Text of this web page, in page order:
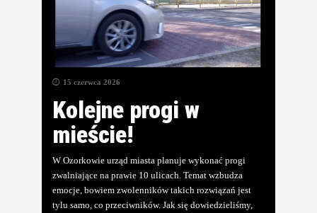
15 czerwca 2026
Kolejne progi w
mieście!
W Ozorkowie urząd miasta planuje wykonać progi
zwalniające na prawie 10 ulicach. Temat wzbudza
emocje, bowiem zwolenników takich rozwiązań jest
tylu samo, co przeciwników. Jak się dowiedzieliśmy,